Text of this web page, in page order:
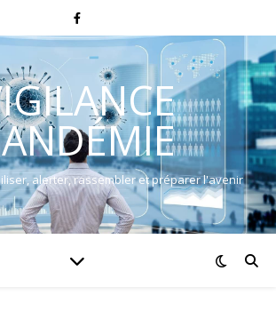
alerter, rassembler et préparer l'avenir